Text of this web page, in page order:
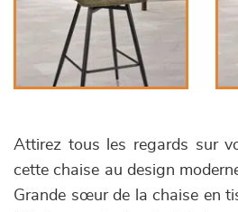
Attirez tous les regards sur
cette chaise au design
Grande sœur de la chaise en